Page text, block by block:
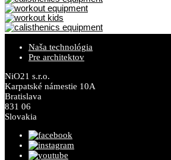
Naša technológia
Pre architektov
NiO21 s.r.o.
Karpatské námestie 10A
Bratislava
831 06
Slovakia